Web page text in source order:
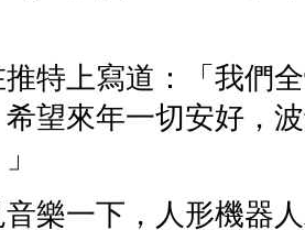
特上寫道：「我們
望來年一切安好，
樂一下，人形機器